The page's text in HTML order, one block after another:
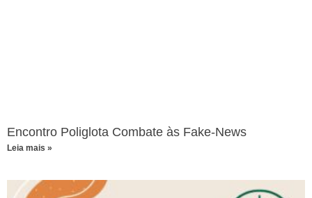
Encontro Poliglota Combate às Fake-News
Leia mais »